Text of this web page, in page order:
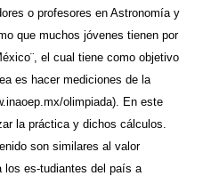
o profesores en Astronomía y
que muchos jóvenes tienen por
el cual tiene como objetivo
es hacer mediciones de la
olimpiada). En este
la práctica y dichos cálculos.
son similares al valor
los es-tudiantes del país a